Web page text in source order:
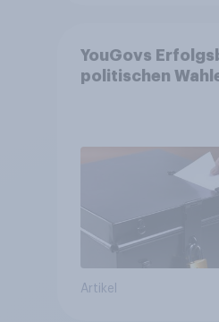
YouGovs
politischen
Artikel